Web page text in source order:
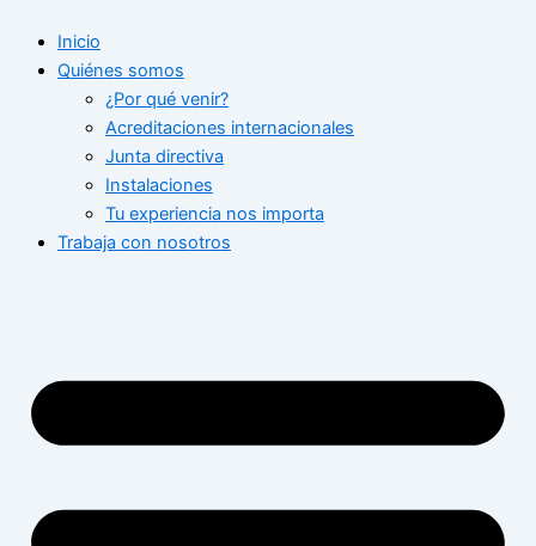
contenido
Inicio
Quiénes somos
¿Por qué venir?
Acreditaciones internacionales
Junta directiva
Instalaciones
Tu experiencia nos importa
Trabaja con nosotros